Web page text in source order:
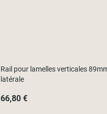
Rail pour lamelles verticales
latérale
66,80 €